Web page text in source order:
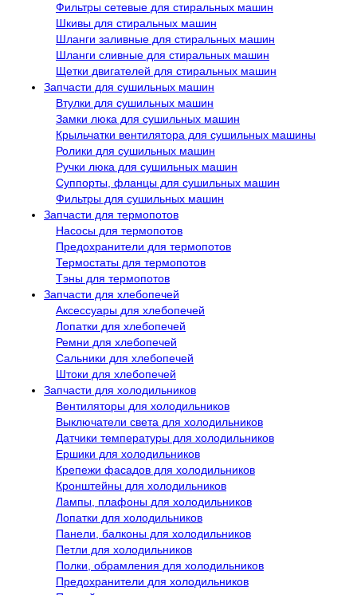
Фильтры сетевые для стиральных машин
Шкивы для стиральных машин
Шланги заливные для стиральных машин
Шланги сливные для стиральных машин
Щетки двигателей для стиральных машин
Запчасти для сушильных машин
Втулки для сушильных машин
Замки люка для сушильных машин
Крыльчатки вентилятора для сушильных машины
Ролики для сушильных машин
Ручки люка для сушильных машин
Суппорты, фланцы для сушильных машин
Фильтры для сушильных машин
Запчасти для термопотов
Насосы для термопотов
Предохранители для термопотов
Термостаты для термопотов
Тэны для термопотов
Запчасти для хлебопечей
Аксессуары для хлебопечей
Лопатки для хлебопечей
Ремни для хлебопечей
Сальники для хлебопечей
Штоки для хлебопечей
Запчасти для холодильников
Вентиляторы для холодильников
Выключатели света для холодильников
Датчики температуры для холодильников
Ершики для холодильников
Крепежи фасадов для холодильников
Кронштейны для холодильников
Лампы, плафоны для холодильников
Лопатки для холодильников
Панели, балконы для холодильников
Петли для холодильников
Полки, обрамления для холодильников
Предохранители для холодильников